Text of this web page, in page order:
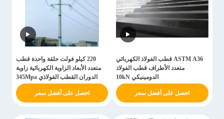
ASTM A36 قطب الفولاذ الكهربائي
متعدد الأطراف قطب الفولاذ
الدومينيكي 10kN
احصل على أفضل سعر
220 كيلو فولت حلقة واحدة قطب
متعدد الأبعاد الزاوية الكهربائية زاوية
الدوران القطب الفولاذي 345Mpa
احصل على أفضل سعر